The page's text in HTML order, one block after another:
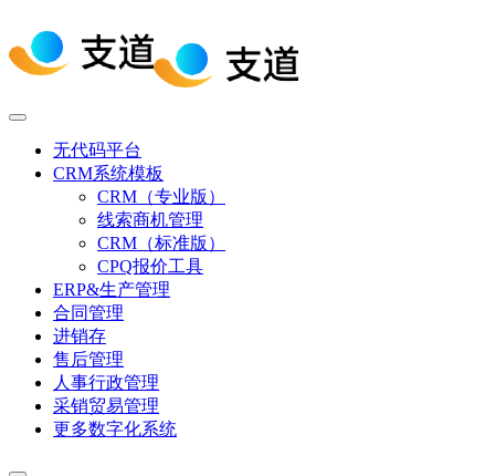
无代码平台
CRM系统模板
CRM（专业版）
线索商机管理
CRM（标准版）
CPQ报价工具
ERP&生产管理
合同管理
进销存
售后管理
人事行政管理
采销贸易管理
更多数字化系统